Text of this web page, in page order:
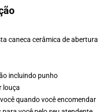
caneca cerâmica de abertura
incluindo punho
louça
quando você encomendar